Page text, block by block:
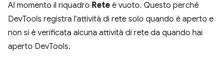
Al momento il riquadro Rete è vuoto. Questo perché
DevTools registra l'attività di rete solo quando è aperto e
non si è verificata alcuna attività di rete da quando hai
aperto DevTools.